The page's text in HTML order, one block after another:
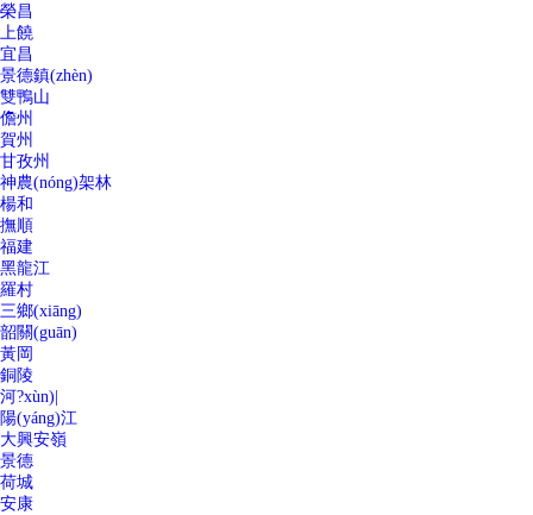
榮昌
上饒
宜昌
景德鎮(zhèn)
雙鴨山
儋州
賀州
甘孜州
神農(nóng)架林
楊和
撫順
福建
黑龍江
羅村
三鄉(xiāng)
韶關(guān)
黃岡
銅陵
河?xùn)|
陽(yáng)江
大興安嶺
景德
荷城
安康